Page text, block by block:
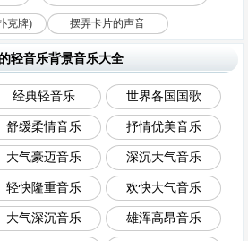
克牌) 摆弄卡片的声音
轻音乐背景音乐大全
经典轻音乐 世界各国国歌
舒缓柔情音乐 抒情优美音乐
大气豪迈音乐 深沉大气音乐
轻快隆重音乐 欢快大气音乐
大气深沉音乐 雄浑高昂音乐